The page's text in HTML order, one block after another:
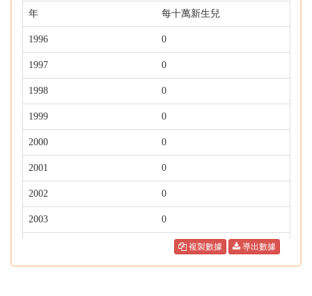
年 每十萬新生兒
1996 0
1997 0
1998 0
1999 0
2000 0
2001 0
2002 0
2003 0
2005 0
導出數據
複製數據